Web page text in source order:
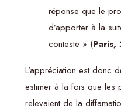
réponse que le
d’apporter à la
conteste » (Paris,
L’appréciation est donc
estimer à la fois que les
relevaient de la